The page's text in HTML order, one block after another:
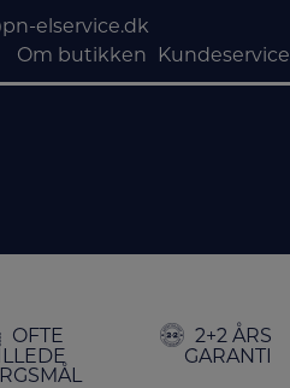
elservice.dk
Om butikken
Kundeservice
OFTE
2+2 ÅRS
GARANTI